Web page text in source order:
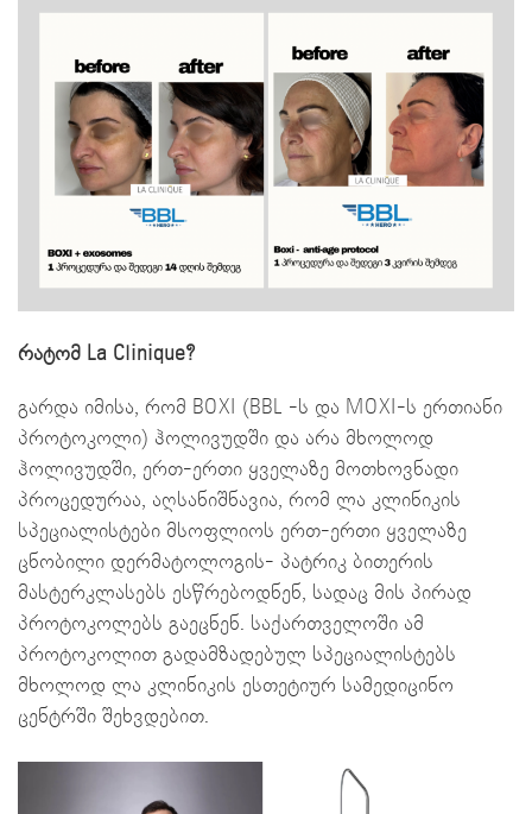
რატომ La Clinique?
გარდა იმისა, რომ BOXI (BBL -ს და MOXI-ს ერთიანი
პროტოკოლი) ჰოლივუდში და არა მხოლოდ
ჰოლივუდში, ერთ-ერთი ყველაზე მოთხოვნადი
პროცედურაა, აღსანიშნავია, რომ ლა კლინიკის
სპეციალისტები მსოფლიოს ერთ-ერთი ყველაზე
ცნობილი დერმატოლოგის- პატრიკ ბითერის
მასტერკლასებს ესწრებოდნენ, სადაც მის პირად
პროტოკოლებს გაეცნენ. საქართველოში ამ
პროტოკოლით გადამზადებულ სპეციალისტებს
მხოლოდ ლა კლინიკის ესთეტიურ სამედიცინო
ცენტრში შეხვდებით.